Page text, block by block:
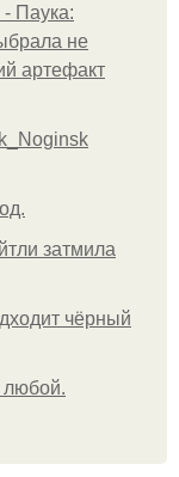
Паука:
не
артефакт
затмила
чёрный
любой.